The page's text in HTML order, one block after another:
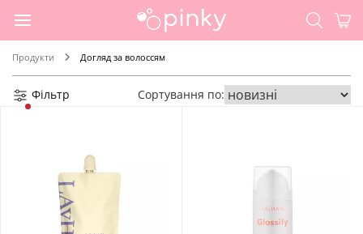
Продукти Догляд за волоссям
Фільтр Сортування по: